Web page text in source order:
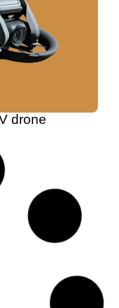
drone